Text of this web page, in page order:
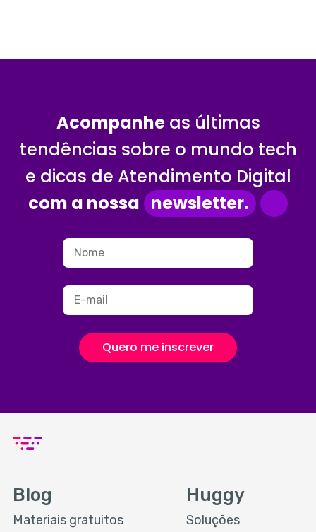
Acompanheas últimas
tendências sobre o mundo tech
e dicas de Atendimento Digital
com a nossa newsletter.
Quero me inscrever
Blog
Materiais gratuitos
Huggy
Soluções